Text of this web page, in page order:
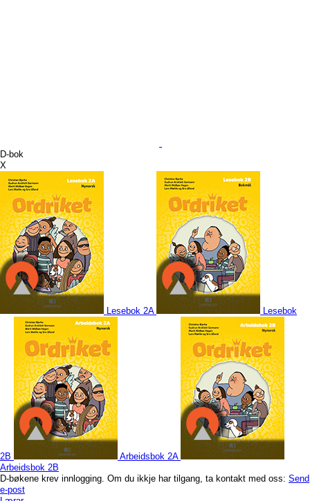
D-bok
X
Lesebok 2A Lesebok
2B
Arbeidsbok 2A
Arbeidsbok 2B
D-bøkene krev innlogging. Om du ikkje har tilgang, ta kontakt med oss: Send
e-post